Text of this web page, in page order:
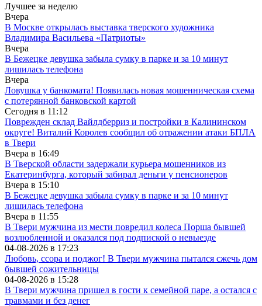
Лучшее за неделю
Вчера
В Москве открылась выставка тверского художника
Владимира Васильева «Патриоты»
Вчера
В Бежецке девушка забыла сумку в парке и за 10 минут
лишилась телефона
Вчера
Ловушка у банкомата! Появилась новая мошенническая схема
с потерянной банковской картой
Сегодня в 11:12
Поврежден склад Вайлдберриз и постройки в Калининском
округе! Виталий Королев сообщил об отражении атаки БПЛА
в Твери
Вчера в 16:49
В Тверской области задержали курьера мошенников из
Екатеринбурга, который забирал деньги у пенсионеров
Вчера в 15:10
В Бежецке девушка забыла сумку в парке и за 10 минут
лишилась телефона
Вчера в 11:55
В Твери мужчина из мести повредил колеса Порша бывшей
возлюбленной и оказался под подпиской о невыезде
04-08-2026 в 17:23
Любовь, ссора и поджог! В Твери мужчина пытался сжечь дом
бывшей сожительницы
04-08-2026 в 15:28
В Твери мужчина пришел в гости к семейной паре, а остался с
травмами и без денег